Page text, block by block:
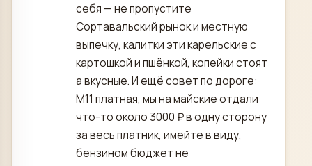
себя — не пропустите
Сортавальский рынок и местную
выпечку, калитки эти карельские с
картошкой и пшёнкой, копейки стоят
а вкусные. И ещё совет по дороге:
М11 платная, мы на майские отдали
что-то около 3000 ₽ в одну сторону
за весь платник, имейте в виду,
бензином бюджет не